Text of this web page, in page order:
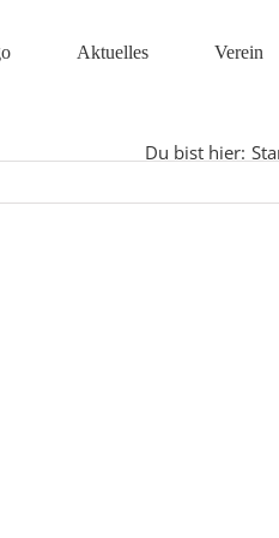
Aktuelles Verein
Du bist hier: